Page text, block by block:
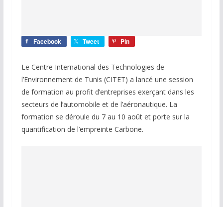
Facebook Tweet Pin
Le Centre International des Technologies de
l’Environnement de Tunis (CITET) a lancé une session
de formation au profit d’entreprises exerçant dans les
secteurs de l’automobile et de l’aéronautique. La
formation se déroule du 7 au 10 août et porte sur la
quantification de l’empreinte Carbone.